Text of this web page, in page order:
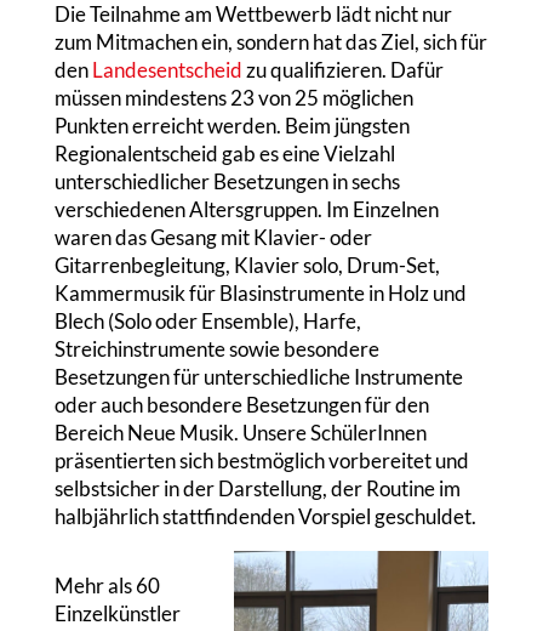
Die Teilnahme am Wettbewerb lädt nicht nur
zum Mitmachen ein, sondern hat das Ziel, sich für
denLandesentscheidzu qualifizieren. Dafür
müssen mindestens 23 von 25 möglichen
Punkten erreicht werden. Beim jüngsten
Regionalentscheid gab es eine Vielzahl
unterschiedlicher Besetzungen in sechs
verschiedenen Altersgruppen. Im Einzelnen
waren das Gesang mit Klavier- oder
Gitarrenbegleitung, Klavier solo, Drum-Set,
Kammermusik für Blasinstrumente in Holz und
Blech (Solo oder Ensemble), Harfe,
Streichinstrumente sowie besondere
Besetzungen für unterschiedliche Instrumente
oder auch besondere Besetzungen für den
Bereich Neue Musik. Unsere SchülerInnen
präsentierten sich bestmöglich vorbereitet und
selbstsicher in der Darstellung, der Routine im
halbjährlich stattfindenden Vorspiel geschuldet.
Mehr als 60
Einzelkünstler